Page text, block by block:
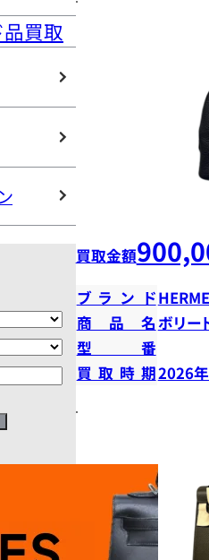
品買取
買取金額
ブランド
商品名ボリー
型番
買取時期2026